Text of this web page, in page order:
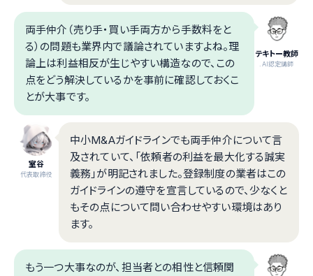
テキトー教師
.AI認定講師
両手仲介（売り手・買い手両方から手数料をと
る）の問題も業界内で議論されていますよね。理
論上は利益相反が生じやすい構造なので、この
点をどう解決しているかを事前に確認しておくこ
とが大事です。
室谷
代表取締役
中小M&Aガイドラインでも両手仲介について言
及されていて、「依頼者の利益を最大化する誠実
義務」が明記されました。登録制度の業者はこの
ガイドラインの遵守を宣言しているので、少なくと
もその点について問い合わせやすい環境はあり
ます。
もう一つ大事なのが、担当者との相性と信頼関